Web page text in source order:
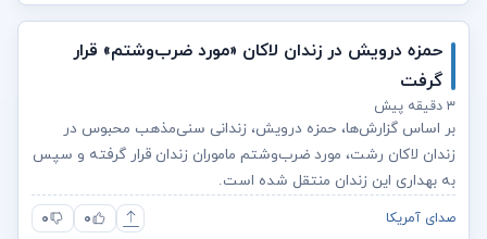
حمزه درویش در زندان لاکان «مورد ضرب‌وشتم» قرار
گرفت
۳ دقیقه پیش
بر اساس گزارش‌ها، حمزه درویش، زندانی سنی‌مذهب محبوس در
زندان لاکان رشت، مورد ضرب‌وشتم ماموران زندان قرار گرفته و سپس
به بهداری این زندان منتقل شده است.
صدای آمریکا ۰ ۰